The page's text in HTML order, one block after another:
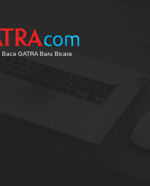
Baca GATRA Baru Bicara